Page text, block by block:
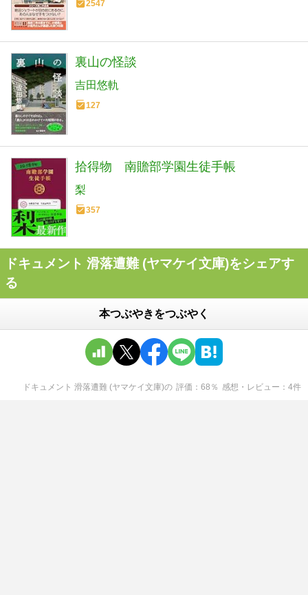
2547
裏山の怪談
吉田悠軌
127
拾得物 南贍部学園生徒手帳
梨
357
ドキュメント 滑落遭難 (ヤマケイ文庫)をシェアす
る
本つぶやきをつぶやく
ドキュメント 滑落遭難 (ヤマケイ文庫)の 評価 68 ％ 感想・レビュー 4件